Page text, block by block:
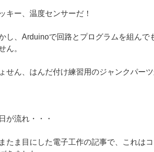
キー、温度センサーだ！
し、Arduinoで回路とプログラムを組んで
ん。
せん、はんだ付け練習用のジャンクパーツ
が流れ・・・
たま目にした電子工作の記事で、これは